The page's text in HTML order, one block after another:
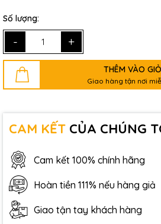
Số lượng:
- +
THÊM VÀO GIỎ
Giao hàng tận nơi
CAM KẾT CỦA CHÚNG
Cam kết 100% chính hãng
Hoàn tiền 111% nếu hàng giả
Giao tận tay khách hàng